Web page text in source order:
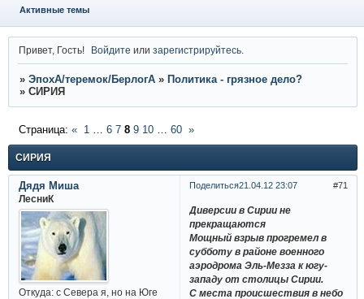
Активные темы
Привет, Гость! Войдите илизарегистрируйтесь
» ЭпохА/теремок/БерлогА » Политика - грязное дело?
» СИРИЯ
СИРИЯ
Страница: « 1 … 6 7 8 9 10 … 60 »
Поделиться 71
21.04.12 23:07
Дядя Миша
ЛесниК
Откуда:с Севера я, но на Юге
Диверсии в Сирии не
прекращаются
Мощный взрыв прогремел в
субботу в районе военного
аэродрома Эль-Мезза к югу-
западу от столицы Сирии.
С места происшествия в небо